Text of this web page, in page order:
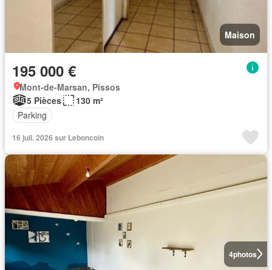
Maison
195 000 €
Mont-de-Marsan, Pissos
5 Pièces
130 m²
Parking
16 juil. 2026 sur Leboncoin
4photos